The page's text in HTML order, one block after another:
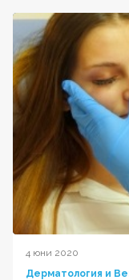
4 юни 2020
Дерматология и